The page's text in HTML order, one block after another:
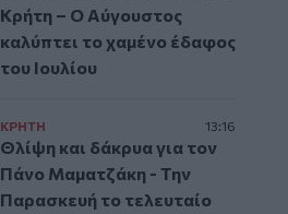
Κρήτη – Ο Αύγουστος
καλύπτει το χαμένο έδαφος
του Ιουλίου
ΚΡΗΤΗ 13:16
Θλίψη και δάκρυα για τον
Πάνο Μαματζάκη - Την
Παρασκευή το τελευταίο